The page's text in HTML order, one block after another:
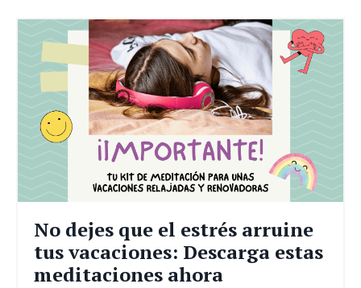
No dejes que el estrés arruine
tus vacaciones: Descarga estas
meditaciones ahora